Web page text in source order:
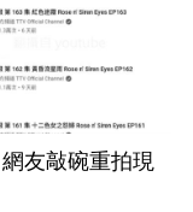
友敲碗重拍現